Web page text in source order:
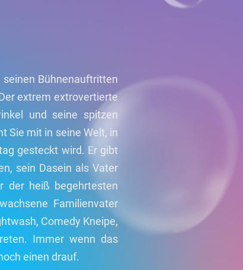
seinen Bühnenauftritten
extrem extrovertierte
und seine spitzen
Sie mit in seine Welt, in
gesteckt wird. Er gibt
sein Dasein als Vater
der heiß begehrtesten
Familienvater
Comedy Kneipe,
Immer wenn das
einen drauf.